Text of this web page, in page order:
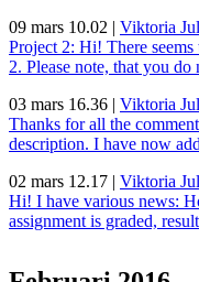
09 mars 10.02 | Viktoria
Project 2: Hi! There
2. Please note, that you do
03 mars 16.36 | Viktoria
Thanks for all the
description. I have now
02 mars 12.17 | Viktoria
Hi! I have various news:
assignment is graded,